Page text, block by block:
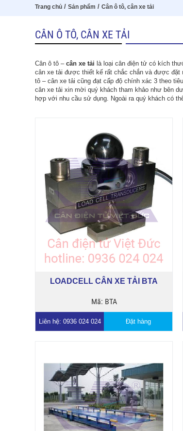
Trang chủ / Sản phẩm / Cân ô tô, cân xe tải
CÂN Ô TÔ, CÂN XE TẢI
Cân ô tô – cân xe tải là loại cân điện tử có kích
cân xe tải được thiết kế rất chắc chắn và được đặt
tô – cân xe tải cũng đạt cấp độ chính xác 3 theo
cân xe tải xin mời quý khách tham khảo như bên
hợp với nhu cầu sử dụng. Ngoài ra quý khách có
LOADCELL CÂN XE TẢI BTA
Mã: BTA
Liên hệ: 0936 024 024 Đặt hàng